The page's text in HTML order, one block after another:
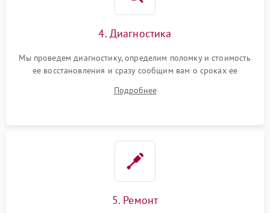
4. Диагностика
Мы проведем диагностику, определим поломку и стоимость
ее восстановления и сразу сообщим вам о сроках ее
Подробнее
5. Ремонт